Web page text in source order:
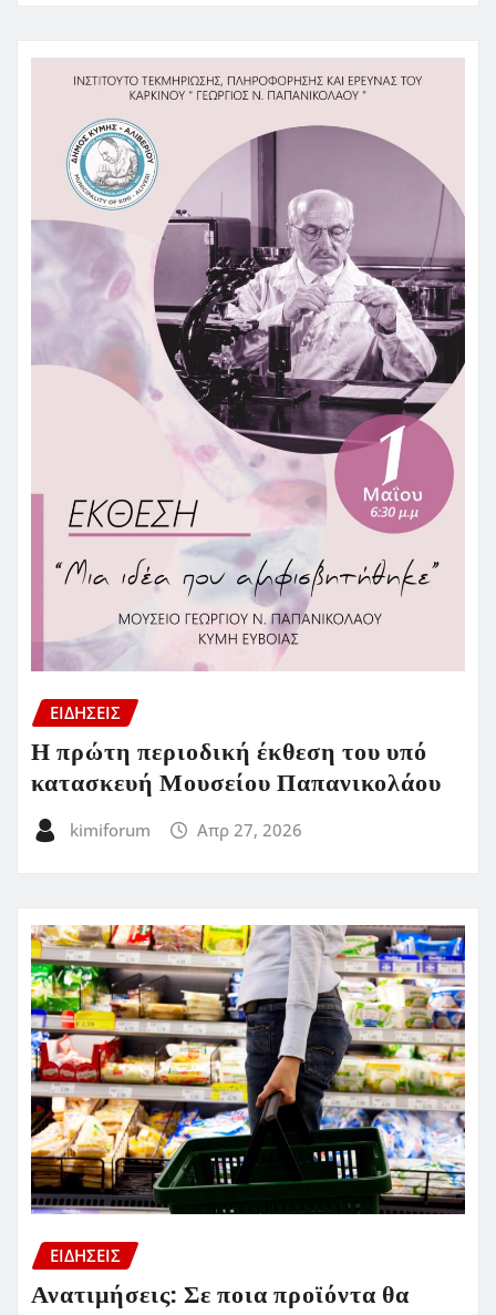
ΕΙΔΗΣΕΙΣ
Η πρώτη περιοδική έκθεση του υπό
κατασκευή Μουσείου Παπανικολάου
kimiforum Απρ 27, 2026
ΕΙΔΗΣΕΙΣ
Ανατιμήσεις: Σε ποια προϊόντα θα